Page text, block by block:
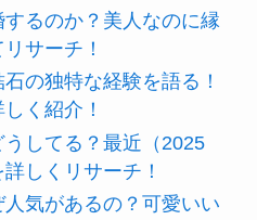
るのか？美人なのに縁
サーチ！
の独特な経験を語る！
く紹介！
してる？最近（2025
しくリサーチ！
気があるの？可愛いい